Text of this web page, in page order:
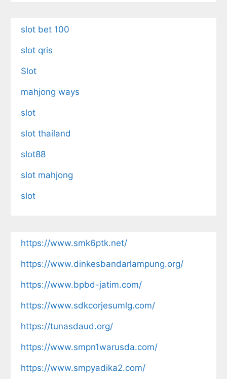
slot bet 100
slot qris
Slot
mahjong ways
slot
slot thailand
slot88
slot mahjong
slot
https://www.smk6ptk.net/
https://www.dinkesbandarlampung.org/
https://www.bpbd-jatim.com/
https://www.sdkcorjesumlg.com/
https://tunasdaud.org/
https://www.smpn1warusda.com/
https://www.smpyadika2.com/